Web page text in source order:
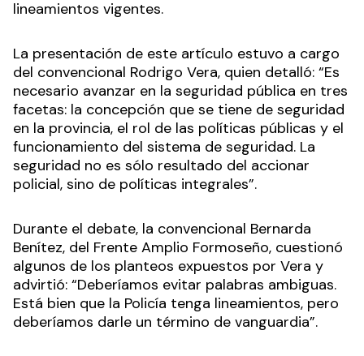
lineamientos vigentes.
La presentación de este artículo estuvo a cargo
del convencional Rodrigo Vera, quien detalló: “Es
necesario avanzar en la seguridad pública en tres
facetas: la concepción que se tiene de seguridad
en la provincia, el rol de las políticas públicas y el
funcionamiento del sistema de seguridad. La
seguridad no es sólo resultado del accionar
policial, sino de políticas integrales”.
Durante el debate, la convencional Bernarda
Benítez, del Frente Amplio Formoseño, cuestionó
algunos de los planteos expuestos por Vera y
advirtió: “Deberíamos evitar palabras ambiguas.
Está bien que la Policía tenga lineamientos, pero
deberíamos darle un término de vanguardia”.